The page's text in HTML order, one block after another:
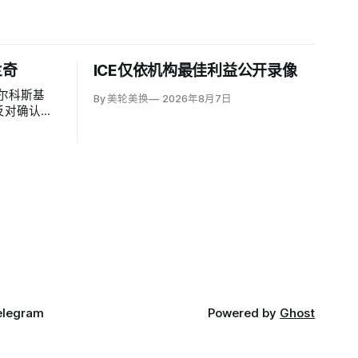
科斯基
确认代
ICE仅依机构最佳利益公开录像
By 美轮美换 2026年8月7日
Powered by Ghost